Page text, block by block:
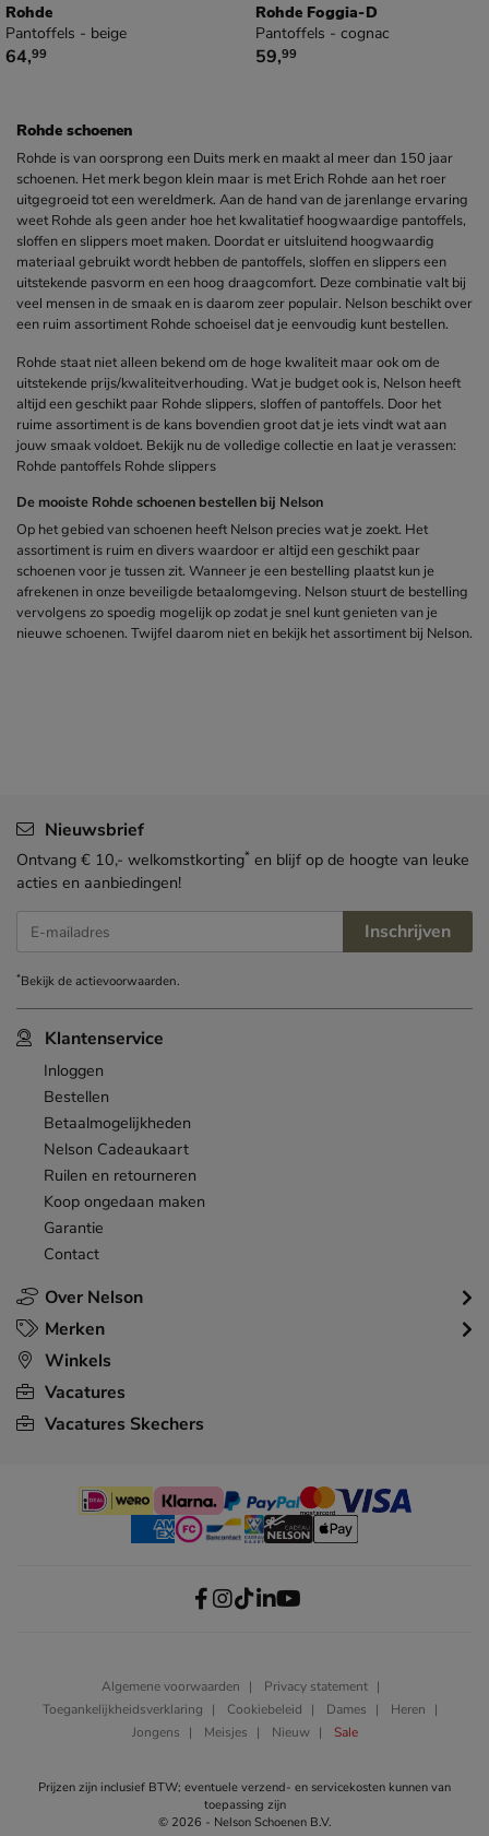
Rohde
Pantoffels - beige
€ 64,99
64,99
Rohde Foggia-D
Pantoffels - cognac
€ 59,99
59,99
Rohde schoenen
Rohde is van oorsprong een Duits merk en maakt al meer dan 150 jaar
schoenen. Het merk begon klein maar is met Erich Rohde aan het roer
uitgegroeid tot een wereldmerk. Aan de hand van de jarenlange ervaring
weet Rohde als geen ander hoe het kwalitatief hoogwaardige pantoffels,
sloffen en slippers moet maken. Doordat er uitsluitend hoogwaardig
materiaal gebruikt wordt hebben de pantoffels, sloffen en slippers een
uitstekende pasvorm en een hoog draagcomfort. Deze combinatie valt bij
veel mensen in de smaak en is daarom zeer populair. Nelson beschikt over
een ruim assortiment Rohde schoeisel dat je eenvoudig kunt bestellen.
Rohde staat niet alleen bekend om de hoge kwaliteit maar ook om de
uitstekende prijs/kwaliteitverhouding. Wat je budget ook is, Nelson heeft
altijd een geschikt paar Rohde slippers, sloffen of pantoffels. Door het
ruime assortiment is de kans bovendien groot dat je iets vindt wat aan
jouw smaak voldoet. Bekijk nu de volledige collectie en laat je verassen:
Rohde pantoffels Rohde slippers
De mooiste Rohde schoenen bestellen bij Nelson
Op het gebied van schoenen heeft Nelson precies wat je zoekt. Het
assortiment is ruim en divers waardoor er altijd een geschikt paar
schoenen voor je tussen zit. Wanneer je een bestelling plaatst kun je
afrekenen in onze beveiligde betaalomgeving. Nelson stuurt de bestelling
vervolgens zo spoedig mogelijk op zodat je snel kunt genieten van je
nieuwe schoenen. Twijfel daarom niet en bekijk het assortiment bij Nelson.
Over Nelson
Klantenservice
Inloggen
Bestellen
Betaalmogelijkheden
Nelson Cadeaukaart
Ruilen en retourneren
Koop ongedaan maken
Garantie
Contact
Merken
Winkels
Vacatures
Vacatures Skechers
Nieuwsbrief
Ontvang € 10,- welkomstkorting* en blijf op de hoogte van leuke
acties en aanbiedingen!
E-mailadres Inschrijven
*Bekijk deactievoorwaarden.
Algemene voorwaarden
Privacy statement
Toegankelijkheidsverklaring
Cookiebeleid Dames
Heren
Jongens
Meisjes Nieuw Sale
Prijzen zijn inclusief BTW; eventuele verzend- en servicekosten kunnen van
toepassing zijn
© 2026 - Nelson Schoenen B.V.